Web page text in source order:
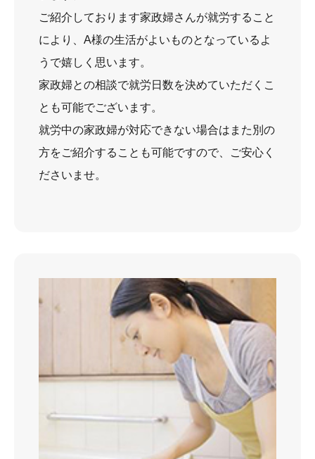
ご紹介しております家政婦さんが就労すること
により、A様の生活がよいものとなっているよ
うで嬉しく思います。
家政婦との相談で就労日数を決めていただくこ
とも可能でございます。
就労中の家政婦が対応できない場合はまた別の
方をご紹介することも可能ですので、ご安心く
ださいませ。